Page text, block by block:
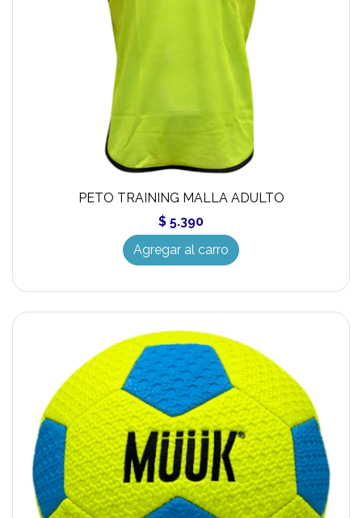
PETO TRAINING MALLA ADULTO
$ 5.390
Agregar al carro